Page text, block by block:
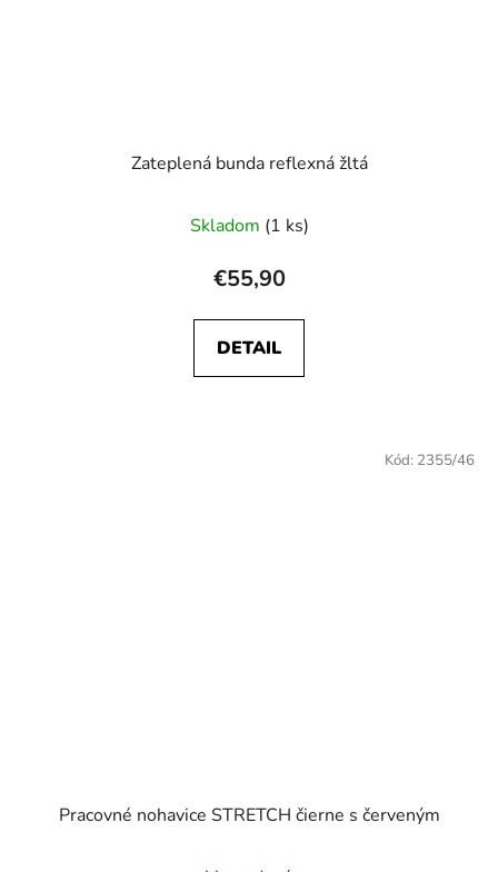
Zateplená bunda reflexná žltá
Skladom (1 ks)
€55,90
DETAIL
Pracovné nohavice STRETCH čierne s červeným
Kód: 2355/46